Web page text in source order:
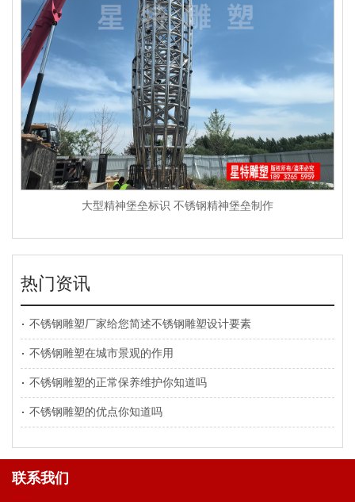
大型精神堡垒标识 不锈钢精神堡垒制作
热门资讯
不锈钢雕塑厂家给您简述不锈钢雕塑设计要素
不锈钢雕塑在城市景观的作用
不锈钢雕塑的正常保养维护你知道吗
不锈钢雕塑的优点你知道吗
联系我们